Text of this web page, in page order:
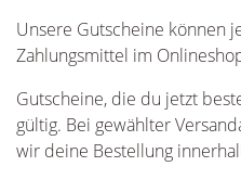
Unsere Gutscheine können
Zahlungsmittel im
Gutscheine, die du jetzt
gültig. Bei gewählter
wir deine Bestellung